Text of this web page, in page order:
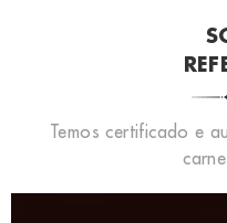
Temos certificado e